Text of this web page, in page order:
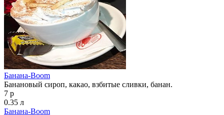
Банана-Boom
Банановый сироп, какао, взбитые сливки, банан.
7 р
0.35 л
Банана-Boom